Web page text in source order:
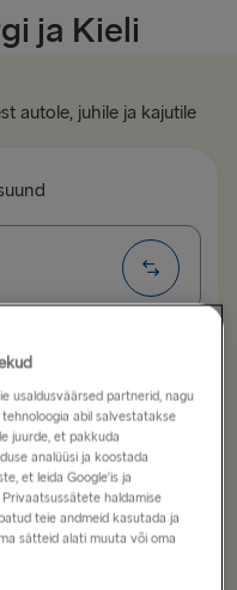
ja Kieli
autole, juhile ja kajutile
kuupäev
usaldusväärsed partnerid, nagu
abil salvestatakse
juurde, et pakkuda
analüüsi ja koostada
et leida Google'is ja
haldamise
teie andmeid kasutada ja
sätteid alati muuta või oma